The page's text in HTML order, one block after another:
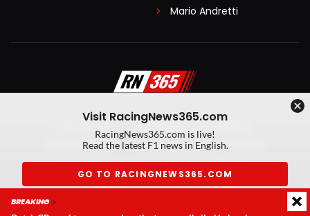
Mario Andretti
Algemene voorwaarden
Privacy Policy
Created by On Your Marks
Privacy manager
Kansspeluitingen
Visit RacingNews365.com
RacingNews365.com is live!
Read the latest F1 news in English.
GO TO RACINGNEWS365.COM
BREAKING